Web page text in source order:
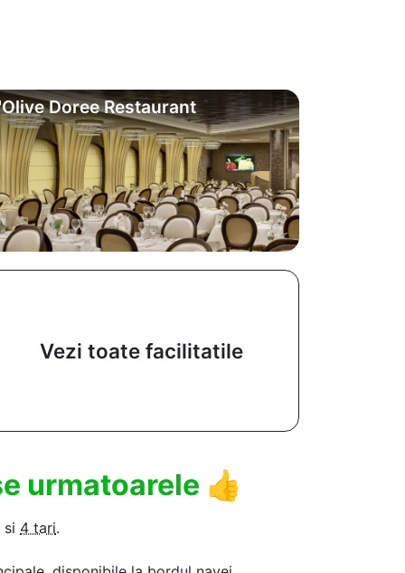
Doree Restaurant
Vezi toate facilitatile
urmatoarele 👍
si 4 tari.